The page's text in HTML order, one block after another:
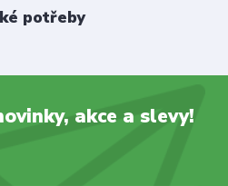
potřeby
akce a slevy!